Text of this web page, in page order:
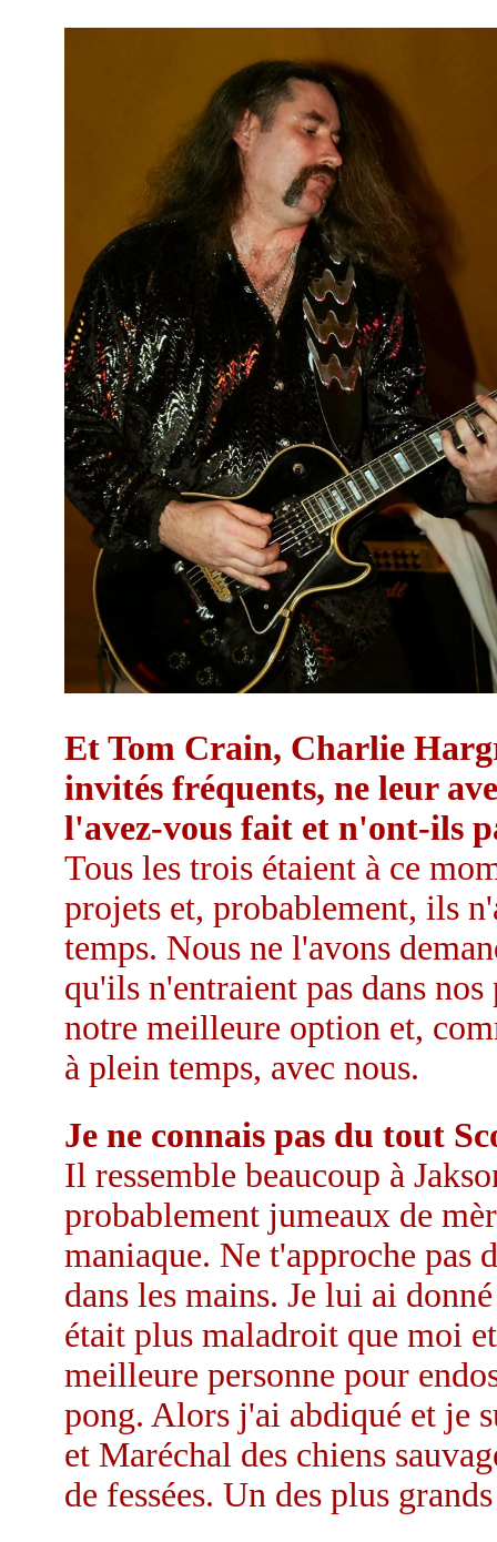
Et Tom Crain, Charlie
invités fréquents, ne leur
l'avez-vous fait et n'ont-ils
Tous les trois étaient à ce
projets et, probablement, ils
temps. Nous ne l'avons
qu'ils n'entraient pas dans
notre meilleure option et,
à plein temps, avec nous.
Je ne connais pas du tout
Il ressemble beaucoup à
probablement jumeaux de
maniaque. Ne t'approche pas
dans les mains. Je lui ai
était plus maladroit que moi
meilleure personne pour
pong. Alors j'ai abdiqué et je
et Maréchal des chiens
de fessées. Un des plus